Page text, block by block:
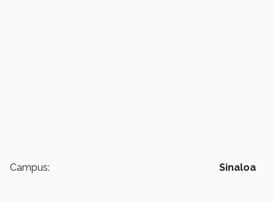
Campus: Sinaloa